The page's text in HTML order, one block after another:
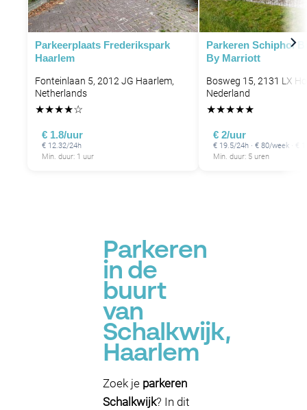
Parkeerplaats Frederikspark
Haarlem
Fonteinlaan 5, 2012 JG Haarlem,
Netherlands
★★★★☆
€ 1.8/uur
€ 12.32/24h
Min. duur: 1 uur
Parkeren Schiphol
By Marriott
Bosweg 15, 2131 LX
Nederland
★★★★★
€ 2/uur
€ 19.5/24h · € 80/week · €
Min. duur: 5 uren
Parkeren
in de
buurt
van
Schalkwijk,
Haarlem
Zoek je parkeren
Schalkwijk? In dit